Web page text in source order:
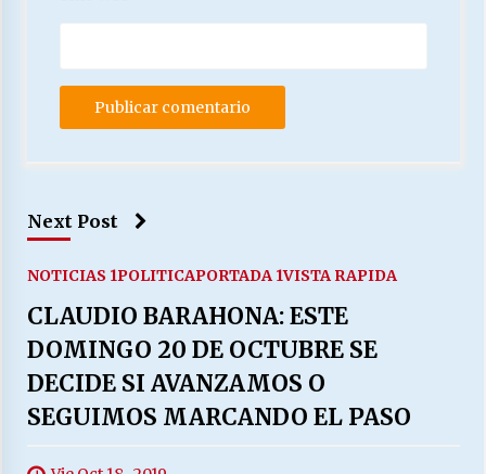
Next Post
NOTICIAS 1POLITICAPORTADA 1VISTA RAPIDA
CLAUDIO BARAHONA: ESTE
DOMINGO 20 DE OCTUBRE SE
DECIDE SI AVANZAMOS O
SEGUIMOS MARCANDO EL PASO